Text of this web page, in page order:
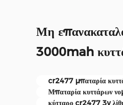
Μη
3000mah
cr2477 μπαταρία
Μπαταρία κυττάρων
κύτταρο cr2477 3v